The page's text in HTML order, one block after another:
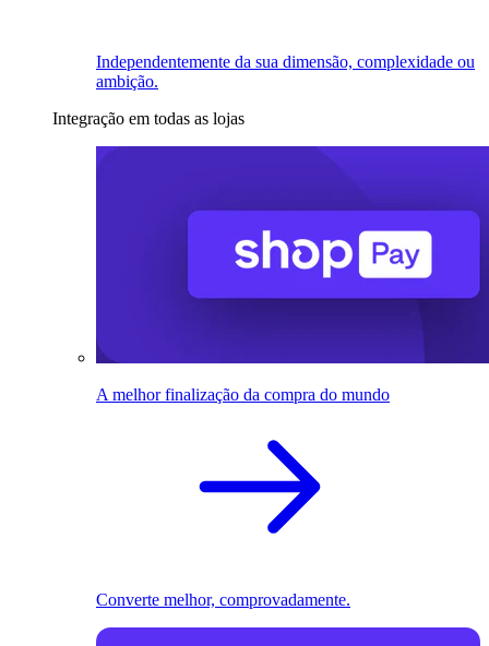
Independentemente da sua dimensão, complexidade ou
ambição.
Integração em todas as lojas
A melhor finalização da compra do mundo
Converte melhor, comprovadamente.